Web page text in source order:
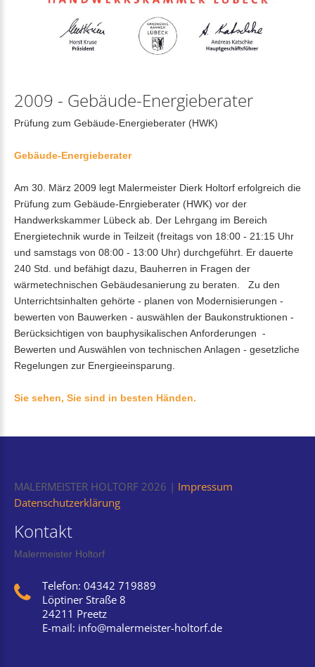
2009 - Gebäude-Energieberater
Prüfung zum Gebäude-Energieberater (HWK)
Gebäude-Energieberater
Am 30. März 2009 legt Malermeister Dierk Holtorf erfolgreich die
Prüfung zum Gebäude-Enrgieberater (HWK) vor der
Handwerkskammer Lübeck ab. Der Lehrgang im Bereich
Energietechnik wurde in Teilzeit (freitags von 18:00 - 21:15 Uhr
und samstags von 08:00 - 13:00 Uhr) durchgeführt. Er dauerte
240 Std. und befähigt dazu, Bauherren in Fragen der
wärmetechnischen Gebäudesanierung zu beraten. Zu den
Unterrichtsinhalten gehörte - planen von Modernisierungen -
bewerten von Bauwerken - auswählen der Baukonstruktionen -
Berücksichtigen von bauphysikalischen Anforderungen -
Bewerten und Auswählen von technischen Anlagen - gesetzliche
Regelungen zur Energieeinsparung.
Sie sehen, Sie sind in besten Händen.
MALERMEISTER HOLTORF 2026
Impressum
Datenschutzerklärung
Kontakt
Malermeister Holtorf
Telefon: 04342 719889
Löptiner Straße 8
24211 Preetz
E-mail: info@malermeister-holtorf.de